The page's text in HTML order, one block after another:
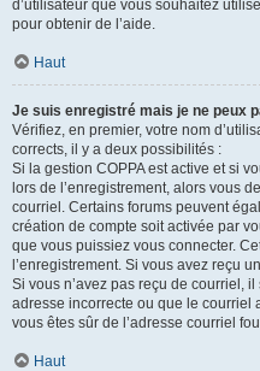
d’utilisateur que vous souhaitez
pour obtenir de l’aide.
Haut
Je suis enregistré mais je ne peux
Vérifiez, en premier, votre nom
corrects, il y a deux possibilités :
Si la gestion COPPA est active et si
lors de l’enregistrement, alors vous
courriel. Certains forums peuvent
création de compte soit activée par
que vous puissiez vous connecter.
l’enregistrement. Si vous avez reçu
Si vous n’avez pas reçu de courriel,
adresse incorrecte ou que le courriel
vous êtes sûr de l’adresse courriel
Haut